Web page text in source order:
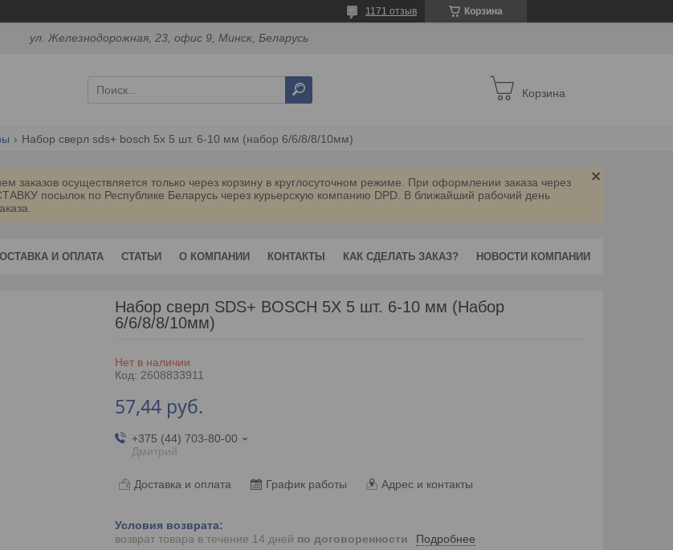
Корзина
1171 отзыв
ул. Железнодорожная, 23, офис 9, Минск, Беларусь
Корзина
Набор сверл sds+ bosch 5x 5 шт. 6-10 мм (набор 6/6/8/8/10мм)
осуществляется только через корзину в круглосуточном режиме. При оформлении заказа через
посылок по Республике Беларусь через курьерскую компанию DPD. В ближайший рабочий день
И ОПЛАТА СТАТЬИ О КОМПАНИИ КОНТАКТЫ КАК СДЕЛАТЬ ЗАКАЗ? НОВОСТИ КОМПАНИИ
Набор сверл SDS+ BOSCH 5X 5 шт. 6-10 мм (Набор
6/6/8/8/10мм)
Нет в наличии
Код: 2608833911
57,44 руб.
+375 (44) 703-80-00
Дмитрий
Доставка и оплата График работы Адрес и контакты
возврат товара в течение 14 дней по договоренности Подробнее